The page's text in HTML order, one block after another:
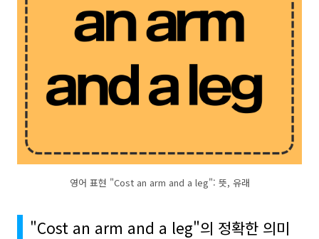
영어 표현 "Cost an arm and a leg": 뜻, 유래
"Cost an arm and a leg"의 정확한 의미